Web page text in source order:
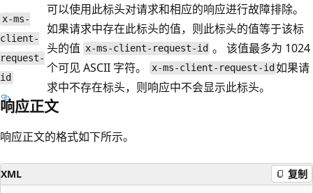
x-ms-
client-
request-
id
可以使用此标头对请求和相应的响应进行故障排除。
如果请求中存在此标头的值，则此标头的值等于该标
头的值 x-ms-client-request-id 。 该值最多为 1024
个可见 ASCII 字符。
x-ms-client-request-id 如果请
求中不存在标头，则响应中不会显示此标头。
响应正文
响应正文的格式如下所示。
XML 复制